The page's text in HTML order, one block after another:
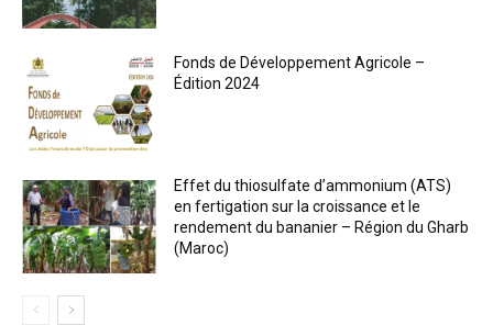
Fonds de Développement Agricole –
Édition 2024
Effet du thiosulfate d’ammonium (ATS)
en fertigation sur la croissance et le
rendement du bananier – Région du Gharb
(Maroc)